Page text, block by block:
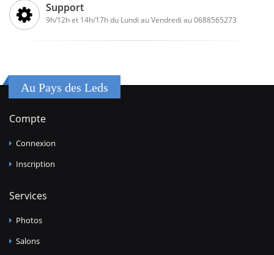
Support
9h/12h et 14h/17h du Lundi au Vendredi au 0688565273
Au Pays des Leds
Compte
Connexion
Inscription
Services
Photos
Salons